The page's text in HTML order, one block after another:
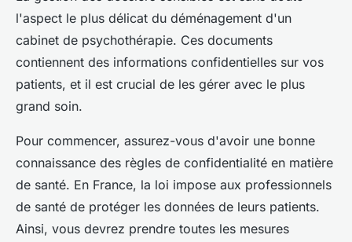
l'aspect le plus délicat du déménagement d'un
cabinet de psychothérapie. Ces documents
contiennent des informations confidentielles sur vos
patients, et il est crucial de les gérer avec le plus
grand soin.
Pour commencer, assurez-vous d'avoir une bonne
connaissance des règles de confidentialité en matière
de santé. En France, la loi impose aux professionnels
de santé de protéger les données de leurs patients.
Ainsi, vous devrez prendre toutes les mesures